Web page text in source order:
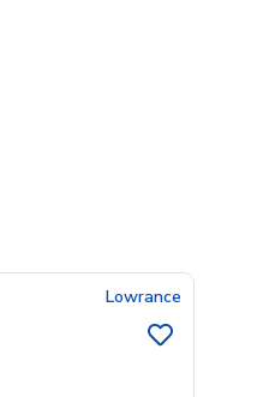
Lowrance